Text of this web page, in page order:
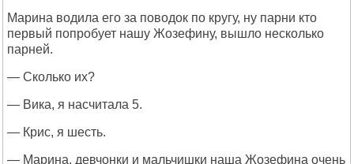
Марина водила его за поводок по кругу, ну парни кто
первый попробует нашу Жозефину, вышло несколько
парней.
— Сколько их?
— Вика, я насчитала 5.
— Крис, я шесть.
— Марина, девчонки и мальчишки наша Жозефина очень